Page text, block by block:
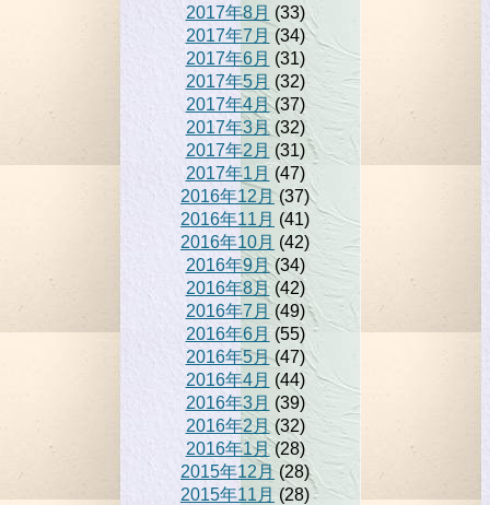
2017年8月 (33)
2017年7月 (34)
2017年6月 (31)
2017年5月 (32)
2017年4月(37)
2017年3月(32)
2017年2月 (31)
2017年1月 (47)
2016年12月 (37)
2016年11月 (41)
2016年10月 (42)
2016年9月(34)
2016年8月(42)
2016年7月 (49)
2016年6月(55)
2016年5月(47)
2016年4月 (44)
2016年3月 (39)
2016年2月(32)
2016年1月(28)
2015年12月 (28)
2015年11月 (28)